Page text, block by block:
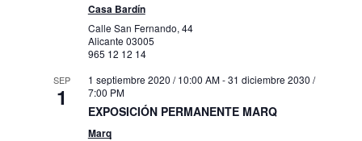
Casa Bardín
Calle San Fernando, 44
Alicante 03005
965 12 12 14
SEP
1
1 septiembre 2020 / 10:00 AM-31 diciembre 2030 /
7:00 PM
EXPOSICIÓN PERMANENTE MARQ
Marq